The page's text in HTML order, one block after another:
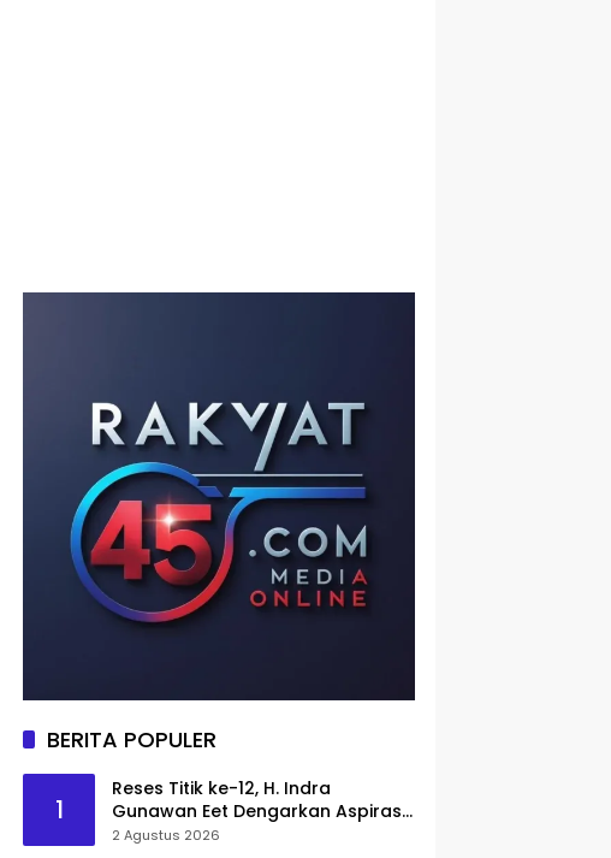
BERITA POPULER
1
Reses Titik ke-12, H. Indra
Gunawan Eet Dengarkan Aspirasi
Senggoro
2 Agustus 2026